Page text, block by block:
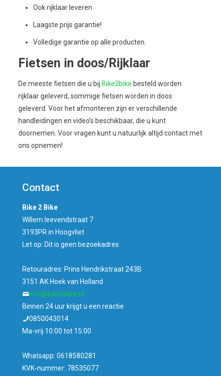
Ook rijklaar leveren
Laagste prijs garantie!
Volledige garantie op alle producten.
Fietsen in doos/Rijklaar
De meeste fietsen die u bij Bike2bike besteld worden
rijklaar geleverd, sommige fietsen worden in doos
geleverd. Voor het afmonteren zijn er verschillende
handleidingen en video’s beschikbaar, die u kunt
doornemen. Voor vragen kunt u natuurlijk altijd contact met
ons opnemen!
Contact
Bike 2 Bike
Willem leevendstraat 7
3193PR in Hoogvliet
Let op: Dit is geen bezoekadres
Retouradres: Prins Hendrikstraat 243B
3151 AK Hoek van Holland
info@bike2bike.nl
Binnen 24 uur krijgt u een reactie
0850043014
Ma-vrij 10:00 tot 15:00
Whatsapp: 0618580281
KVK-nummer: 78535077